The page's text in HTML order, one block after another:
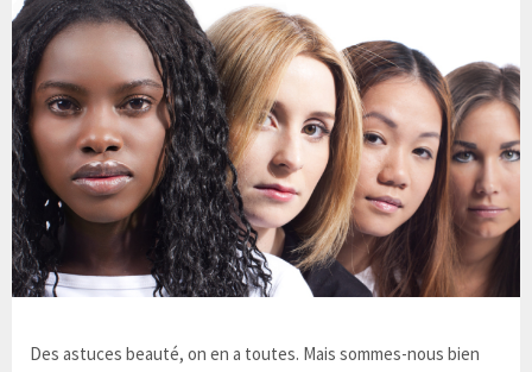
Des astuces beauté, on en a toutes. Mais sommes-nous bien